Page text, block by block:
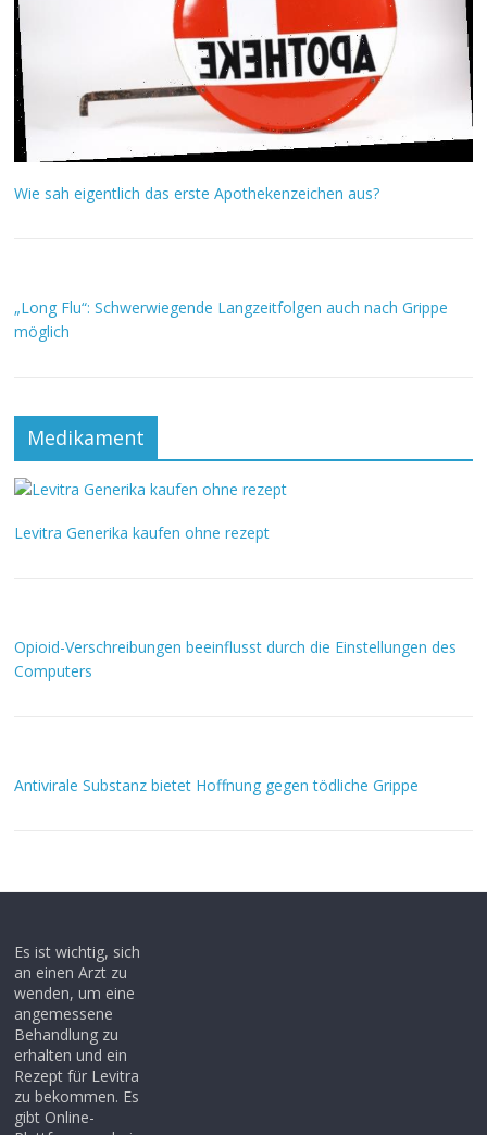
Wie sah eigentlich das erste Apothekenzeichen aus?
„Long Flu“: Schwerwiegende Langzeitfolgen auch nach Grippe
möglich
Medikament
Levitra Generika kaufen ohne rezept
Opioid-Verschreibungen beeinflusst durch die Einstellungen des
Computers
Antivirale Substanz bietet Hoffnung gegen tödliche Grippe
Es ist wichtig, sich
an einen Arzt zu
wenden, um eine
angemessene
Behandlung zu
erhalten und ein
Rezept für Levitra
zu bekommen. Es
gibt Online-